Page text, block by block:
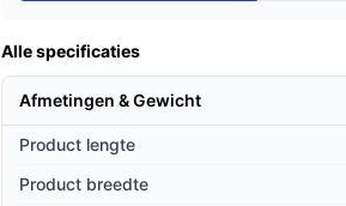
Alle specificaties
Afmetingen & Gewicht
Product lengte
Product breedte